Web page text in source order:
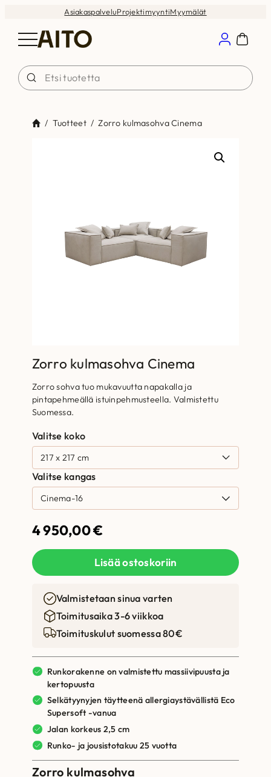
AsiakaspalveluProjektimyyntiMyymälät
/ Tuotteet / Zorro kulmasohva Cinema
Zorro kulmasohva Cinema
Zorro sohva tuo mukavuutta napakalla ja
pintapehmeällä istuinpehmusteella. Valmistettu
Suomessa.
Valitse koko
Valitse kangas
4 950,00€
Lisää ostoskoriin
Valmistetaan sinua varten
Toimitusaika 3-6 viikkoa
Toimituskulut suomessa 80€
Runkorakenne on valmistettu massiivipuusta ja
kertopuusta
Selkätyynyjen täytteenä allergiaystävällistä Eco
Supersoft -vanua
Jalan korkeus 2,5 cm
Runko- ja jousistotakuu 25 vuotta
Zorro kulmasohva